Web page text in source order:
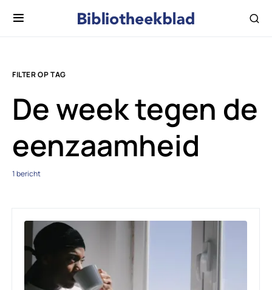
FILTER OP TAG
De week tegen de
eenzaamheid
1 bericht